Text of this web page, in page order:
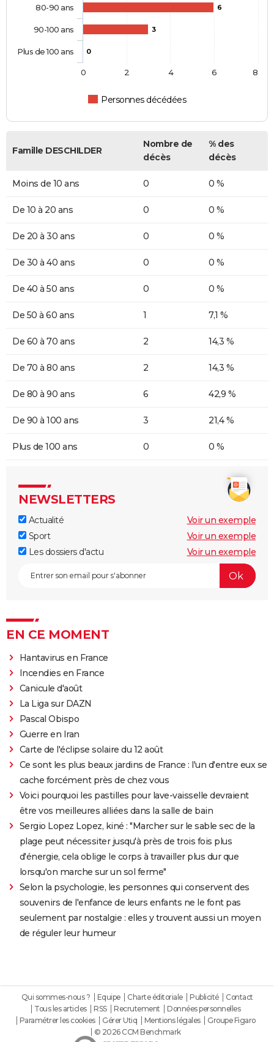
6
3
0
Personnes décédées
80-90 ans
90-100 ans
Plus de 100 ans
0 2 4 6 8
Famille DESCHILDER
Nombre de
décès
% des
décès
Moins de 10 ans 0 0 %
De 10 à 20 ans 0 0 %
De 20 à 30 ans 0 0 %
De 30 à 40 ans 0 0 %
De 40 à 50 ans 0 0 %
De 50 à 60 ans 1 7,1 %
De 60 à 70 ans 2 14,3 %
De 70 à 80 ans 2 14,3 %
De 80 à 90 ans 6 42,9 %
De 90 à 100 ans 3 21,4 %
Plus de 100 ans 0 0 %
NEWSLETTERS
Actualité
Voir un exemple
Sport
Voir un exemple
Les dossiers d'actu
Voir un exemple
EN CE MOMENT
Hantavirus en France
Incendies en France
Canicule d'août
La Liga sur DAZN
Pascal Obispo
Guerre en Iran
Carte de l'éclipse solaire du 12 août
Ce sont les plus beaux jardins de France : l'un d'entre eux se
cache forcément près de chez vous
Voici pourquoi les pastilles pour lave-vaisselle devraient
être vos meilleures alliées dans la salle de bain
Sergio Lopez Lopez, kiné : "Marcher sur le sable sec de la
plage peut nécessiter jusqu'à près de trois fois plus
d'énergie, cela oblige le corps à travailler plus dur que
lorsqu'on marche sur un sol ferme"
Selon la psychologie, les personnes qui conservent des
souvenirs de l'enfance de leurs enfants ne le font pas
seulement par nostalgie : elles y trouvent aussi un moyen
de réguler leur humeur
Qui sommes-nous ? Equipe Charte éditoriale Publicité
Contact
Tous les articles
RSS Recrutement
Données personnelles
Paramétrer les cookies
Gérer Utiq Mentions légales
Groupe Figaro
© 2026 CCM Benchmark